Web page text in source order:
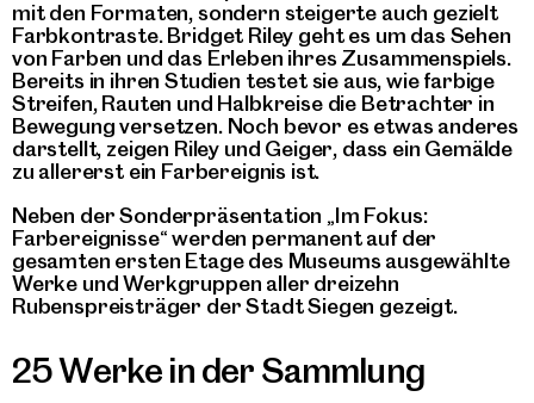
mit den Formaten, sondern steigerte auch gezielt
Farbkontraste. Bridget Riley geht es um das Sehen
von Farben und das Erleben ihres Zusammenspiels.
Bereits in ihren Studien testet sie aus, wie farbige
Streifen, Rauten und Halbkreise die Betrachter in
Bewegung versetzen. Noch bevor es etwas anderes
darstellt, zeigen Riley und Geiger, dass ein Gemälde
zu allererst ein Farbereignis ist.
Neben der Sonderpräsentation „Im Fokus:
Farbereignisse“ werden permanent auf der
gesamten ersten Etage des Museums ausgewählte
Werke und Werkgruppen aller dreizehn
Rubenspreisträger der Stadt Siegen gezeigt.
25 Werke in der Sammlung